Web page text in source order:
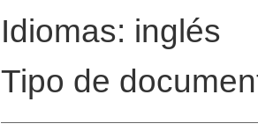
Idiomas: inglés
Tipo de